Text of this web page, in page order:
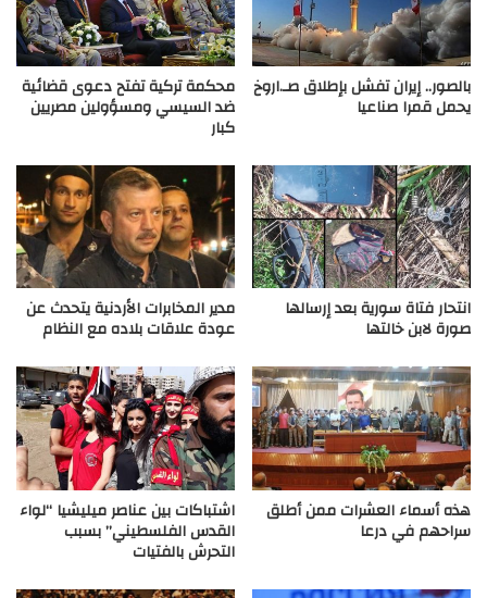
بالصور.. إيران تفشل بإطلاق صـ.اروخ
يحمل قمرا صناعيا
محكمة تركية تفتح دعوى قضائية
ضد السيسي ومسؤولين مصريين
كبار
انتحار فتاة سورية بعد إرسالها
صورة لابن خالتها
مدير المخابرات الأردنية يتحدث عن
عودة علاقات بلاده مع النظام
هذه أسماء العشرات ممن أطلق
سراحهم في درعا
اشتباكات بين عناصر ميليشيا “لواء
القدس الفلسطيني” بسبب
التحرش بالفتيات